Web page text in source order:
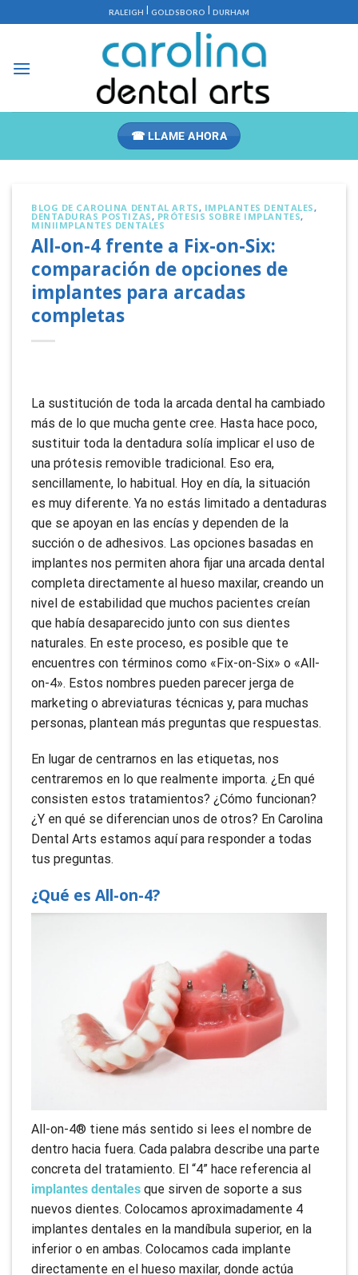
al
RALEIGH | GOLDSBORO | DURHAM
☎ LLAME AHORA
BLOG DE CAROLINA DENTAL ARTS, IMPLANTES DENTALES,
DENTADURAS POSTIZAS, PRÓTESIS SOBRE IMPLANTES,
MINIIMPLANTES DENTALES
All-on-4 frente a Fix-on-Six:
comparación de opciones de
implantes para arcadas
completas
La sustitución de toda la arcada dental ha cambiado
más de lo que mucha gente cree. Hasta hace poco,
sustituir toda la dentadura solía implicar el uso de
una prótesis removible tradicional. Eso era,
sencillamente, lo habitual. Hoy en día, la situación
es muy diferente. Ya no estás limitado a dentaduras
que se apoyan en las encías y dependen de la
succión o de adhesivos. Las opciones basadas en
implantes nos permiten ahora fijar una arcada dental
completa directamente al hueso maxilar, creando un
nivel de estabilidad que muchos pacientes creían
que había desaparecido junto con sus dientes
naturales. En este proceso, es posible que te
encuentres con términos como «Fix-on-Six» o «All-
on-4». Estos nombres pueden parecer jerga de
marketing o abreviaturas técnicas y, para muchas
personas, plantean más preguntas que respuestas.
En lugar de centrarnos en las etiquetas, nos
centraremos en lo que realmente importa. ¿En qué
consisten estos tratamientos? ¿Cómo funcionan?
¿Y en qué se diferencian unos de otros? En Carolina
Dental Arts estamos aquí para responder a todas
tus preguntas.
¿Qué es All-on-4?
All-on-4® tiene más sentido si lees el nombre de
dentro hacia fuera. Cada palabra describe una parte
concreta del tratamiento. El “4” hace referencia al
implantes dentales que sirven de soporte a sus
nuevos dientes. Colocamos aproximadamente 4
implantes dentales en la mandíbula superior, en la
inferior o en ambas. Colocamos cada implante
directamente en el hueso maxilar, donde actúa